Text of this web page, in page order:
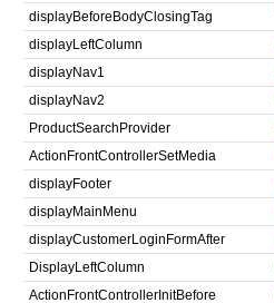
displayBeforeBodyClosingTag
displayLeftColumn
displayNav1
displayNav2
ProductSearchProvider
ActionFrontControllerSetMedia
displayFooter
displayMainMenu
displayCustomerLoginFormAfter
DisplayLeftColumn
ActionFrontControllerInitBefore